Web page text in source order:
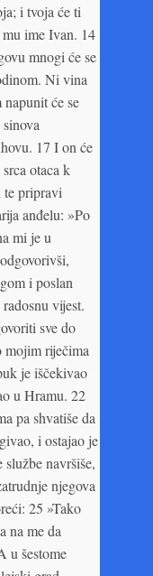
i tvoja će ti
ime Ivan. 14
mnogi će se
Ni vina
će se
17 I on će
otaca k
te pripravi
anđelu: »Po
mi je u
i poslan
vijest.
sve do
mojim riječima
je iščekivao
u Hramu. 22
pa shvatiše da
i ostajao je
navršiše,
njegova
25 »Tako
na me da
u šestome